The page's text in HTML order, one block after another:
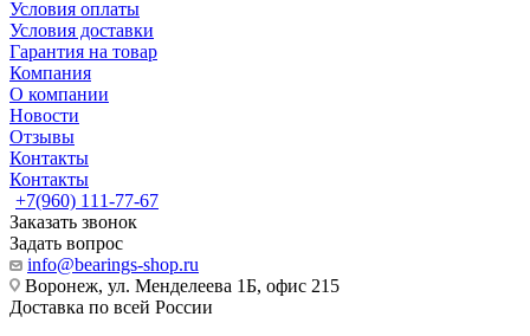
Условия оплаты
Условия доставки
Гарантия на товар
Компания
О компании
Новости
Отзывы
Контакты
Контакты
+7(960) 111-77-67
Заказать звонок
Задать вопрос
info@bearings-shop.ru
Воронеж, ул. Менделеева 1Б, офис 215
Доставка по всей России